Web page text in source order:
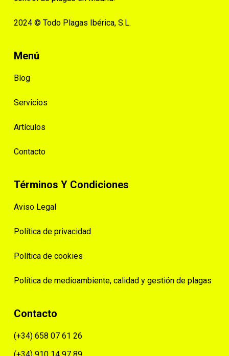
2024 © Todo Plagas Ibérica, S.L.
Menú
Blog
Servicios
Artículos
Contacto
Términos Y Condiciones
Aviso Legal
Política de privacidad
Política de cookies
Política de medioambiente, calidad y gestión de plagas
Contacto
(+34) 658 07 61 26